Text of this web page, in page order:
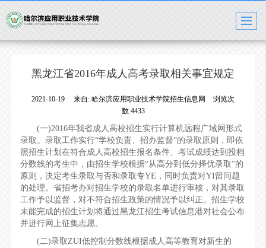
黑龙江省2016年成人高考录取相关事宜规定
2021-10-19 来自:哈尔滨应用职业技术学院招生信息网
浏览次
数:4433
(一)2016年我省成人高校招生实行计算机远程广域网形式
录取。录取工作实行“学校负责、招办监督”的录取原则，即依
照招生计划在符合成人高校招生报名条件、考试成绩达到投档
分数线的考生中，由招生学校根据“从高分到低分择优录取”的
原则，决定考生录取与否和录取专YE，同时负责对YI留问题
的处理。省招考办对招生学校的录取名单进行审核，对其录取
工作予以监督，对不符合招生政策的情况予以纠正。招生学校
未能完成的招生计划将通过黑龙江招生考试信息港对社会公布
并进行网上征集志愿。
(二)录取ZUI低控制分数线根据成人高等教育对新生的